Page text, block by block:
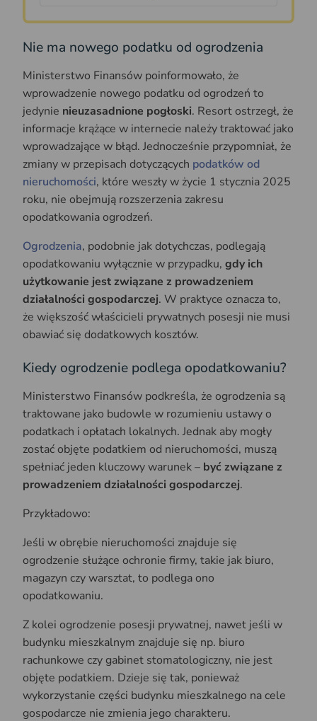
Nie ma nowego podatku od ogrodzenia
Ministerstwo Finansów poinformowało, że
wprowadzenie nowego podatku od ogrodzeń to
jedynie nieuzasadnione pogłoski. Resort ostrzegł, że
informacje krążące w internecie należy traktować jako
wprowadzające w błąd. Jednocześnie przypomniał, że
zmiany w przepisach dotyczących podatków od
nieruchomości, które weszły w życie 1 stycznia 2025
roku, nie obejmują rozszerzenia zakresu
opodatkowania ogrodzeń.
Ogrodzenia, podobnie jak dotychczas, podlegają
opodatkowaniu wyłącznie w przypadku, gdy ich
użytkowanie jest związane z prowadzeniem
działalności gospodarczej. W praktyce oznacza to,
że większość właścicieli prywatnych posesji nie musi
obawiać się dodatkowych kosztów.
Kiedy ogrodzenie podlega opodatkowaniu?
Ministerstwo Finansów podkreśla, że ogrodzenia są
traktowane jako budowle w rozumieniu ustawy o
podatkach i opłatach lokalnych. Jednak aby mogły
zostać objęte podatkiem od nieruchomości, muszą
spełniać jeden kluczowy warunek – być związane z
prowadzeniem działalności gospodarczej.
Przykładowo:
Jeśli w obrębie nieruchomości znajduje się
ogrodzenie służące ochronie firmy, takie jak biuro,
magazyn czy warsztat, to podlega ono
opodatkowaniu.
Z kolei ogrodzenie posesji prywatnej, nawet jeśli w
budynku mieszkalnym znajduje się np. biuro
rachunkowe czy gabinet stomatologiczny, nie jest
objęte podatkiem. Dzieje się tak, ponieważ
wykorzystanie części budynku mieszkalnego na cele
gospodarcze nie zmienia jego charakteru.